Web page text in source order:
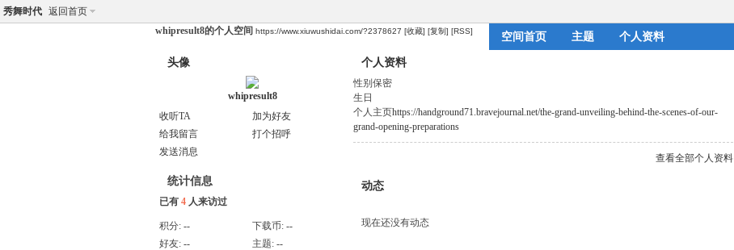
秀舞时代 返回首页
whipresult8的个人空间 https://www.xiuwushidai.com/?2378627 [收藏] [复制] [RSS] 空间首页 主题 个人资料
头像
whipresult8
收听TA
加为好友
给我留言
打个招呼
发送消息
统计信息
已有 4 人来访过
积分: -- 下载币: --
好友: -- 主题: --
个人资料
性别 保密
生日
个人主页https://handground71.bravejournal.net/the-grand-unveiling-behind-the-scenes-of-our-
grand-opening-preparations
查看全部个人资料
动态
现在还没有动态